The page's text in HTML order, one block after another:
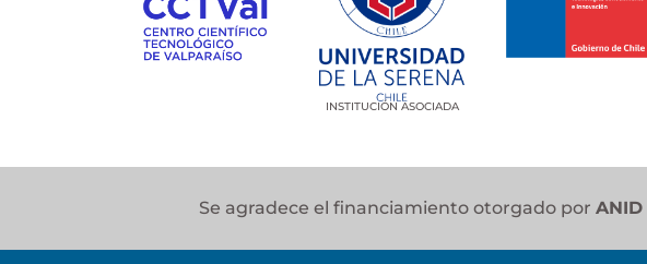
INSTITUCIÓN ASOCIADA
Se agradece el financiamiento otorgado por ANID